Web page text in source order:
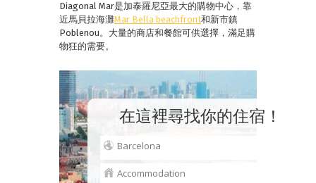
Diagonal Mar是加泰羅尼亞最大的購物中心，靠
近馬貝拉海灘Mar Bella beachfront和新市鎮
Poblenou。大量的商店和餐館可供選擇，滿足購
物狂的需要。
在這裡尋找你的住宿！